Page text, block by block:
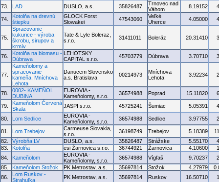
73. LAD DUSLO, a.s. 35826487
Trnovec nad
Váhom
8.19152
74.
Kotolňa na drevnú
štiepku
GLOCK Forst
Slowakei
47543060
Veľké
Uherce
4.05000
75.
Spracovanie
kukurice - výroba
škrobu, sirupov a
krmív
Tate & Lyle Boleraz,
s.r.o.
31411011 Boleráz 20.31410
76.
Kotolňa na biomasu -
Dúbrava
LEHOTSKY
CAPITAL s.r.o.
45703779 Dúbrava 3.70710
77.
Kameňolomy a
spracovanie
kameňa, Mníchova
Lehota
Danucem Slovensko
a.s. Bratislava
00214973
Mníchova
Lehota
3.92234
78.
0002- KAMEŇOL
DUBINA
EUROVIA -
Kameňolomy, s.r.o.
36574988 Poprad 15.11820
79.
Kameňolom Červená
Skala
JASPI s.r.o. 45725241 Šumiac 5.05391
80. Lom Sedlice
EUROVIA -
Kameňolomy, s.r.o.
36574988 Sedlice 3.97755
81. Lom Trebejov
Carmeuse Slovakia,
s.r.o.
36198749 Trebejov 5.18389
82.
Výrobňa LV DUSLO, a.s. 35826487 Strážske 5.55170
83.
Kotolňa esi Žarnovica s.r.o. 36744921 Žarnovica 4.10600
84.
Kameňolom
EUROVIA -
Kameňolomy, s.r.o.
36574988 Vígľaš 9.70237
85.
Kameňolom Stožok PK Metrostav, a.s. 35697814 Stožok 4.27979
86.
Lom Ruskov -
Strahuľka
PK Metrostav, a.s. 35697814 Ruskov 16.50710